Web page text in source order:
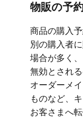
物販の​​予
商品の​​購入
別の​​購入者
場合が​​多く
無効と​​され
オーダーメ
ものなど、​​
お客さまへ​​